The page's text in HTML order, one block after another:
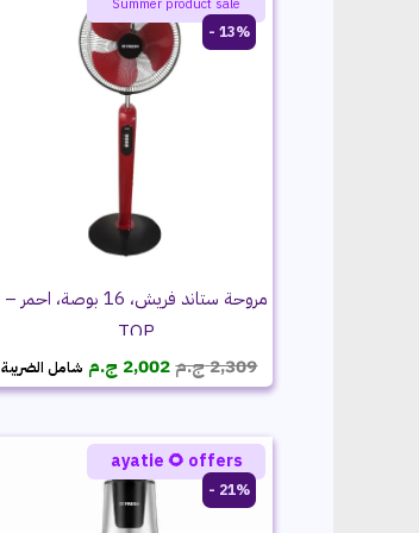
13% -
مروحة ستاند فريش، 16 بوصة، احمر –
TOP
2,309ج.مالسعر
الأصلي
2,309 ج.م.
2,002 ج.مالسعر
الحالي
2,002 ج.م.
شامل الضريبة
21% -
ayatie 🌻 offers